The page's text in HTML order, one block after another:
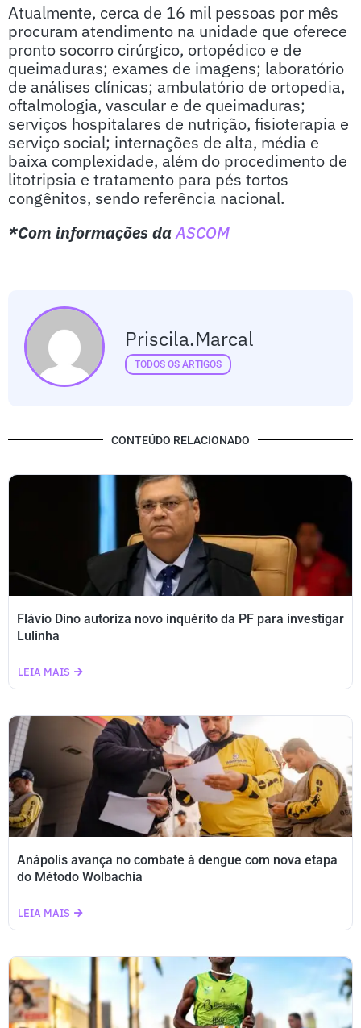
Atualmente, cerca de 16 mil pessoas por mês
procuram atendimento na unidade que oferece
pronto socorro cirúrgico, ortopédico e de
queimaduras; exames de imagens; laboratório
de análises clínicas; ambulatório de ortopedia,
oftalmologia, vascular e de queimaduras;
serviços hospitalares de nutrição, fisioterapia e
serviço social; internações de alta, média e
baixa complexidade, além do procedimento de
litotripsia e tratamento para pés tortos
congênitos, sendo referência nacional.
*Com informações daASCOM
Priscila.marcal
TODOS OS ARTIGOS
CONTEÚDO RELACIONADO
Flávio Dino autoriza novo inquérito da PF para investigar
Lulinha
LEIA MAIS
Anápolis avança no combate à dengue com nova etapa
do Método Wolbachia
LEIA MAIS